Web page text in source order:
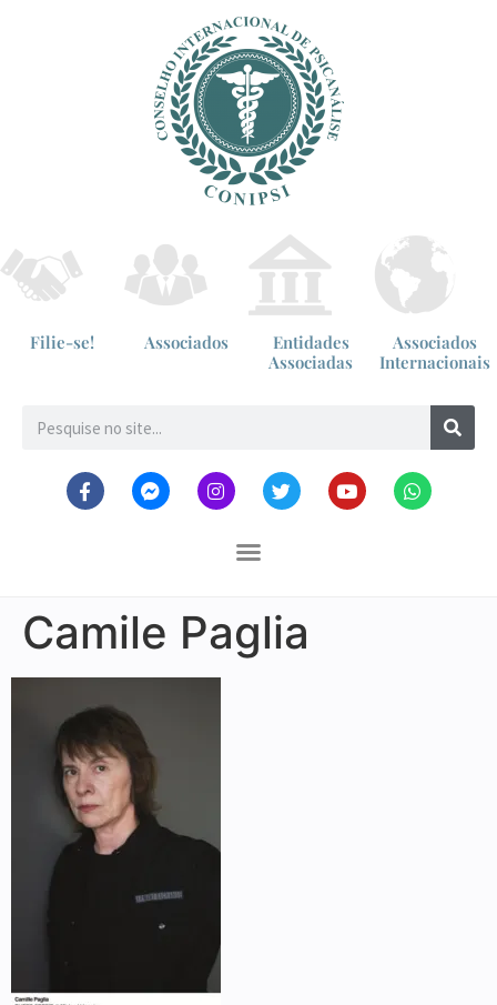
Filie-se! Associados
Entidades
Associadas
Associados
Internacionais
Camile Paglia